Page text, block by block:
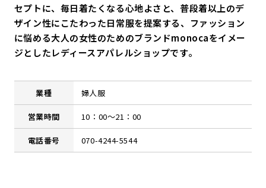
セプトに、毎日着たくなる心地よさと、普段着以上のデ
ザイン性にこたわった日常服を提案する、ファッション
に悩める大人の女性のためのブランドmonocaをイメー
ジとしたレディースアパレルショップです。
業種 婦人服
営業時間 10：00～21：00
電話番号 070-4244-5544